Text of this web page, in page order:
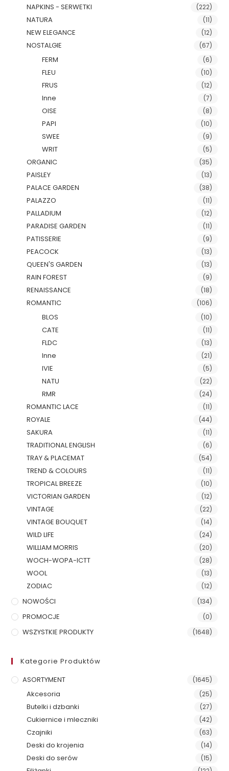
NAPKINS - SERWETKI (222)
NATURA (11)
NEW ELEGANCE (12)
NOSTALGIE (67)
FERM (6)
FLEU (10)
FRUS (12)
Inne (7)
OISE (8)
PAPI (10)
SWEE (9)
WRIT (5)
ORGANIC (35)
PAISLEY (13)
PALACE GARDEN (38)
PALAZZO (11)
PALLADIUM (12)
PARADISE GARDEN (11)
PATISSERIE (9)
PEACOCK (13)
QUEEN'S GARDEN (13)
RAIN FOREST (9)
RENAISSANCE (18)
ROMANTIC (106)
BLOS (10)
CATE (11)
FLDC (13)
Inne (21)
IVIE (5)
NATU (22)
RMR (24)
ROMANTIC LACE (11)
ROYALE (44)
SAKURA (11)
TRADITIONAL ENGLISH (6)
TRAY & PLACEMAT (54)
TREND & COLOURS (11)
TROPICAL BREEZE (10)
VICTORIAN GARDEN (12)
VINTAGE (22)
VINTAGE BOUQUET (14)
WILD LIFE (24)
WILLIAM MORRIS (20)
WOCH-WOPA-ICTT (28)
WOOL (13)
ZODIAC (12)
NOWOŚCI (134)
PROMOCJE (0)
WSZYSTKIE PRODUKTY (1648)
Kategorie Produktów
ASORTYMENT
(1645)
Akcesoria (25)
Butelki i dzbanki (27)
Cukiernice i mleczniki (42)
Czajniki (63)
Deski do krojenia (14)
Deski do serów (15)